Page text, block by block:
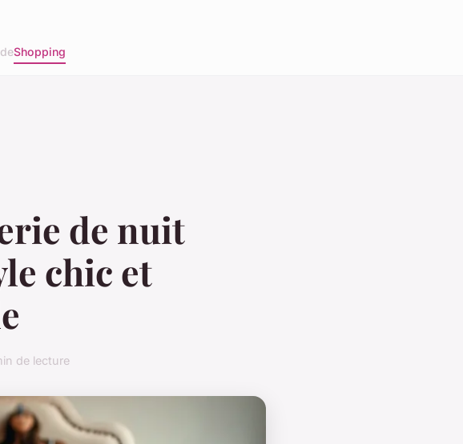
Shopping
de nuit
chic et
de lecture